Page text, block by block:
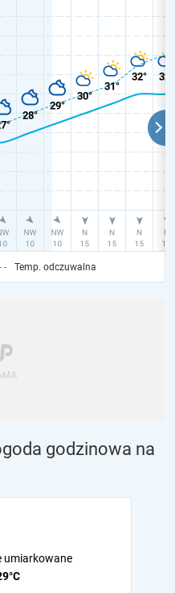
Temp. odczuwalna
godzinowa na
umiarkowane